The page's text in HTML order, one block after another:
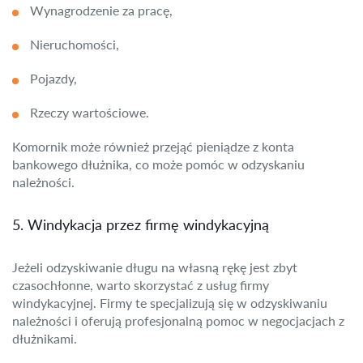
Wynagrodzenie za pracę,
Nieruchomości,
Pojazdy,
Rzeczy wartościowe.
Komornik może również przejąć pieniądze z konta
bankowego dłużnika, co może pomóc w odzyskaniu
należności.
5. Windykacja przez firmę windykacyjną
Jeżeli odzyskiwanie długu na własną rękę jest zbyt
czasochłonne, warto skorzystać z usług firmy
windykacyjnej. Firmy te specjalizują się w odzyskiwaniu
należności i oferują profesjonalną pomoc w negocjacjach z
dłużnikami.